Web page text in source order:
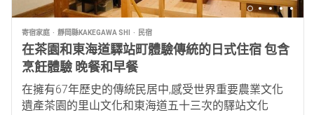
寄宿家庭 靜岡縣KAKEGAWA SHI 民宿
在茶園和東海道驛站町體驗傳統的日式住宿 包含
烹飪體驗 晚餐和早餐
在擁有67年歷史的傳統民居中,感受世界重要農業文化
遺產茶園的里山文化和東海道五十三次的驛站文化